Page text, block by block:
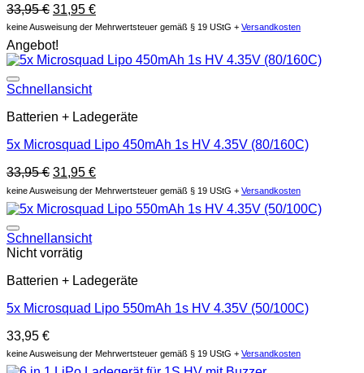
33,95€ Ursprünglicher
Preis
war:
33,95 €
31,95 €Aktueller
Preis
31,95 €.
keine Ausweisung der Mehrwertsteuer gemäß § 19 UStG + Versandkosten
Angebot!
Schnellansicht
Batterien + Ladegeräte
5x Microsquad Lipo 450mAh 1s HV 4.35V (80/160C)
33,95€ Ursprünglicher
Preis
33,95 €
31,95 €Aktueller
Preis
ist:
31,95 €.
keine Ausweisung der Mehrwertsteuer gemäß § 19 UStG + Versandkosten
Schnellansicht
Nicht vorrätig
Batterien + Ladegeräte
5x Microsquad Lipo 550mAh 1s HV 4.35V (50/100C)
33,95 €
keine Ausweisung der Mehrwertsteuer gemäß § 19 UStG + Versandkosten